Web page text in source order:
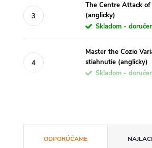
The Centre Attack
(anglicky)
Skladom -
Master the Cozio
stiahnutie (anglicky)
Skladom -
ODPORÚČAME